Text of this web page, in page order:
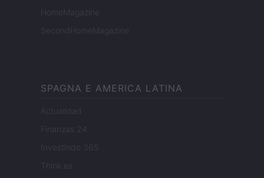
HomeMagazine
SecondHomeMagazine
SPAGNA E AMERICA LATINA
Actualidad
Finanzas 24
Investindo 365
Think.es